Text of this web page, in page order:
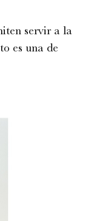
servir a la
es una de